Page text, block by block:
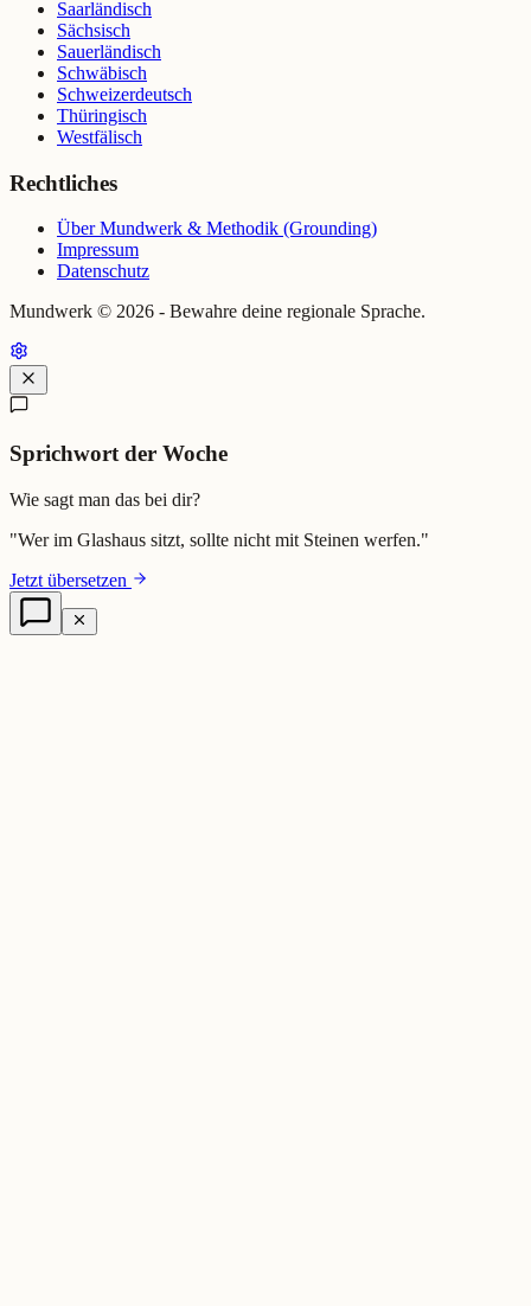
Saarländisch
Sächsisch
Sauerländisch
Schwäbisch
Schweizerdeutsch
Thüringisch
Westfälisch
Rechtliches
Über Mundwerk & Methodik (Grounding)
Impressum
Datenschutz
Mundwerk © 2026 - Bewahre deine regionale Sprache.
Sprichwort der Woche
Wie sagt man das bei dir?
"Wer im Glashaus sitzt, sollte nicht mit Steinen werfen."
Jetzt übersetzen